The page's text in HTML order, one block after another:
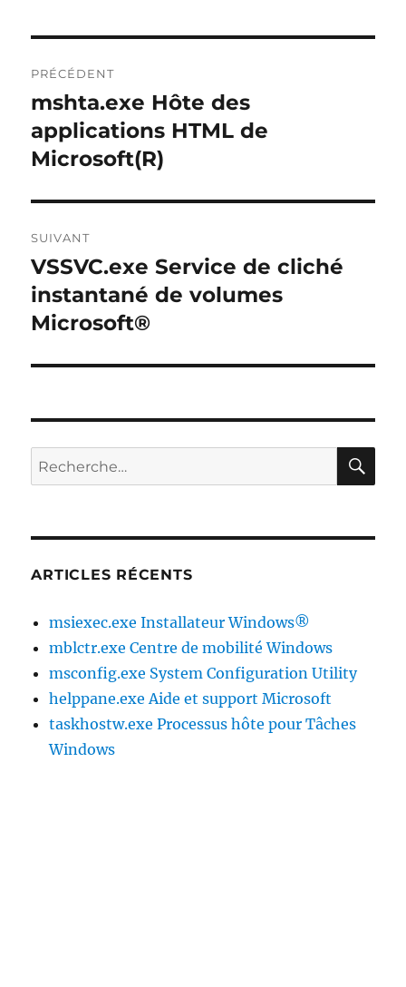
de
l’article
PRÉCÉDENT
Publication
précédente :
mshta.exe Hôte des
applications HTML de
Microsoft(R)
SUIVANT
Publication
suivante :
VSSVC.exe Service de cliché
instantané de volumes
Microsoft®
Recherche
pour :
ARTICLES RÉCENTS
msiexec.exe Installateur Windows®
mblctr.exe Centre de mobilité Windows
msconfig.exe System Configuration Utility
helppane.exe Aide et support Microsoft
taskhostw.exe Processus hôte pour Tâches
Windows